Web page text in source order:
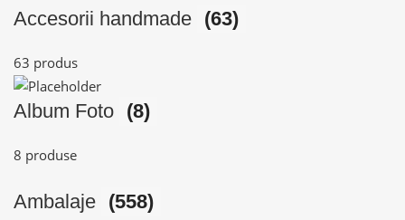
Accesorii handmade (63)
63 produs
Album Foto (8)
8 produse
Ambalaje (558)